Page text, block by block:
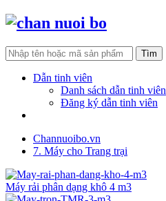
Dẫn tinh viên
Danh sách dẫn tinh viên
Đăng ký dẫn tinh viên
Channuoibo.vn
7. Máy cho Trang trại
Máy rải phân dạng khô 4 m3